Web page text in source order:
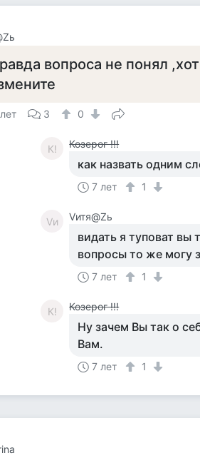
вопроса не понял
3 0
К! Козерог !!!
как назвать одним
7 лет 1
Vи Vитя@Zь
видать я туповат вы
вопросы то же могу
7 лет 1
К! Козерог !!!
Ну зачем Вы так о
Вам.
7 лет 1